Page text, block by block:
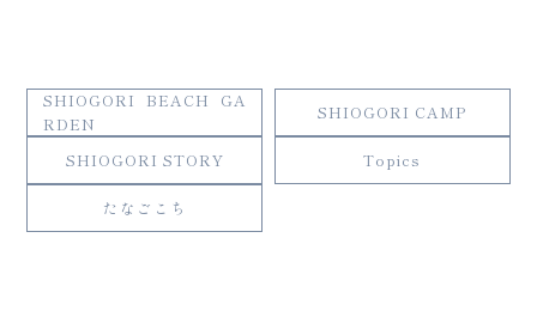
SHIOGORI BEACH GA
RDEN
SHIOGORI CAMP
SHIOGORI STORY Topics
たなごこち